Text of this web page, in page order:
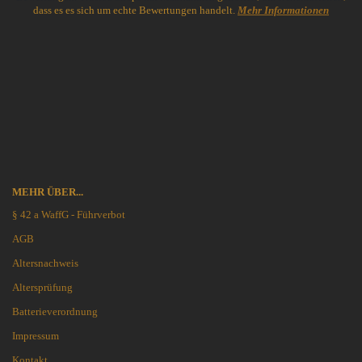
dass es es sich um echte Bewertungen handelt. Mehr Informationen
MEHR ÜBER...
§ 42 a WaffG - Führverbot
AGB
Altersnachweis
Altersprüfung
Batterieverordnung
Impressum